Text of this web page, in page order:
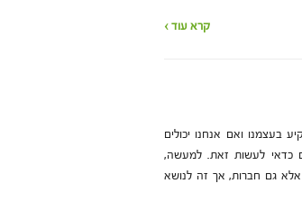
קרא עוד ›
בעצמנו ואם אנחנו יכולים
כדאי לעשות זאת. למעשה,
אלא גם חברות, אך זה לנושא